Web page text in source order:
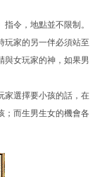
令，地點並不限制。
玩家的另一伴必須站至
與女玩家的神，如果男
家選擇要小孩的話，在
；而生男生女的機會各